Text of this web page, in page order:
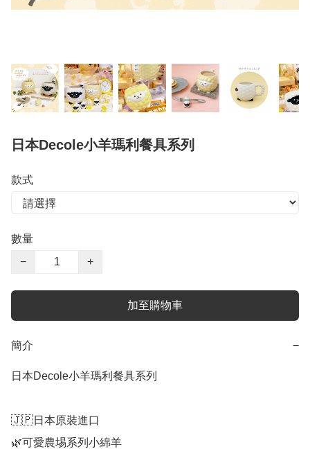
日本Decole小羊瑪利餐具系列
款式
數量
−
+
加至購物車
簡介 −
日本Decole小羊瑪利餐具系列
🇯🇵日本原裝進口
🌿可愛農埸系列小綿羊